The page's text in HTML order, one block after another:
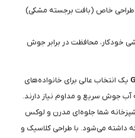
طراحی خاص (بافت برجسته مشکی)
خودکار، محافظت در برابر جوش
یک انتخاب عالی برای خانواده‌های
آب جوش سریع و مداوم نیاز دارند.
شما جلوه‌ای مدرن و لوکس
داشته می‌شود. با طراحی کلاسیک و